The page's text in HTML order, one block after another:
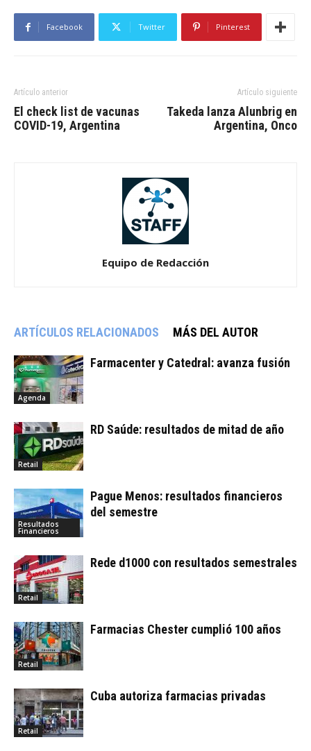
Facebook Twitter Pinterest
Artículo anterior
El check list de vacunas
COVID-19, Argentina
Artículo siguiente
Takeda lanza Alunbrig en
Argentina, Onco
Equipo de Redacción
ARTÍCULOS RELACIONADOS MÁS DEL AUTOR
Agenda
Farmacenter y Catedral: avanza fusión
Retail
RD Saúde: resultados de mitad de año
Resultados
Financieros
Pague Menos: resultados financieros
del semestre
Retail
Rede d1000 con resultados semestrales
Retail
Farmacias Chester cumplió 100 años
Retail
Cuba autoriza farmacias privadas